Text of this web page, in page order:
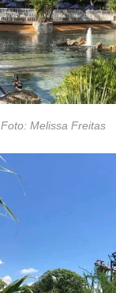
Foto: Melissa Freitas